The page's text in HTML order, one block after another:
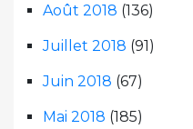
Août 2018 (136)
Juillet 2018 (91)
Juin 2018 (67)
Mai 2018 (185)